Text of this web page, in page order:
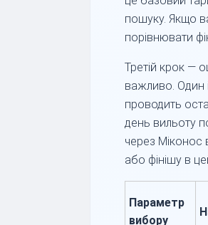
пошуку. Якщо
порівнювати
Третій крок —
важливо. Один
проводить
день вильоту
через Міконос
або фінішу в
Параметр
вибору